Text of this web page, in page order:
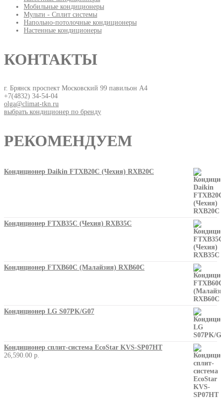
Мобильные кондиционеры
Мульти - Сплит системы
Напольно-потолочные кондиционеры
Настенные кондиционеры
КОНТАКТЫ
г. Брянск проспект Московский 99 павильон А4
+7(4832) 34-54-04
olga@climat-tkn.ru
выбрать кондиционер по бренду
РЕКОМЕНДУЕМ
Кондиционер Daikin FTXB20C (Чехия) RXB20C
Кондиционер FTXB35C (Чехия) RXB35C
Кондиционер FTXB60C (Малайзия) RXB60C
Кондиционер LG S07PK/G07
Кондиционер сплит-система EcoStar KVS-SP07HT
26,590.00 р.